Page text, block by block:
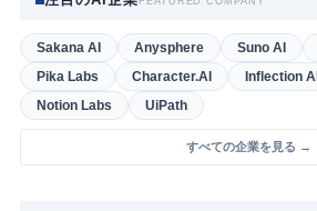
Sakana AI Anysphere Suno AI
Pika Labs
Character.AI Inflection
Notion Labs
UiPath
すべての企業を見る →